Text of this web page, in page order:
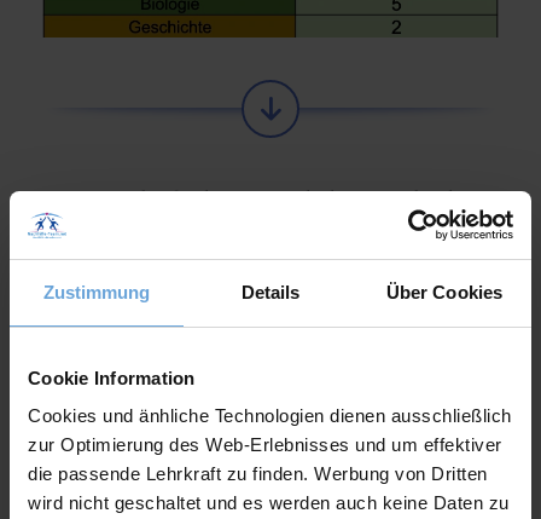
Zustimmung Details Über Cookies
Cookie Information
Cookies und änhliche Technologien dienen ausschließlich
zur Optimierung des Web-Erlebnisses und um effektiver
die passende Lehrkraft zu finden. Werbung von Dritten
wird nicht geschaltet und es werden auch keine Daten zu
Anschließendmarkierstdu die Zeilen, bei dem
übertragen hast und fügstalle
Rahmenlinienhinzu.